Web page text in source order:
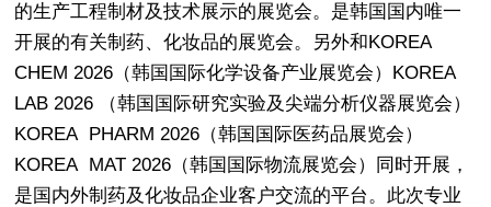
的生产工程制材及技术展示的展览会。是韩国国内唯一
开展的有关制药、化妆品的展览会。另外和KOREA
CHEM 2026（韩国国际化学设备产业展览会）KOREA
LAB 2026 （韩国国际研究实验及尖端分析仪器展览会）
KOREA PHARM 2026（韩国国际医药品展览会）
KOREA MAT 2026（韩国国际物流展览会）同时开展，
是国内外制药及化妆品企业客户交流的平台。此次专业